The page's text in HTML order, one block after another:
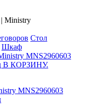
Ministry
Стол
Шкаф
MNS2960603